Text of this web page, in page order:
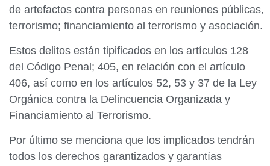
de artefactos contra personas en reuniones públicas,
terrorismo; financiamiento al terrorismo y asociación.
Estos delitos están tipificados en los artículos 128
del Código Penal; 405, en relación con el artículo
406, así como en los artículos 52, 53 y 37 de la Ley
Orgánica contra la Delincuencia Organizada y
Financiamiento al Terrorismo.
Por último se menciona que los implicados tendrán
todos los derechos garantizados y garantías